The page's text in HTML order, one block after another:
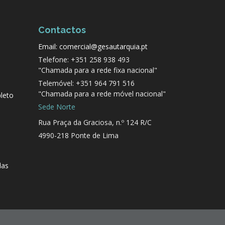
Contactos
Email: comercial@gesautarquia.pt
Telefone: +351 258 938 493
"Chamada para a rede fixa nacional"
Telemóvel: +351 964 791 516
"Chamada para a rede móvel nacional"
Sede Norte
Rua Praça da Graciosa, n.º 124 R/C
4990-218 Ponte de Lima